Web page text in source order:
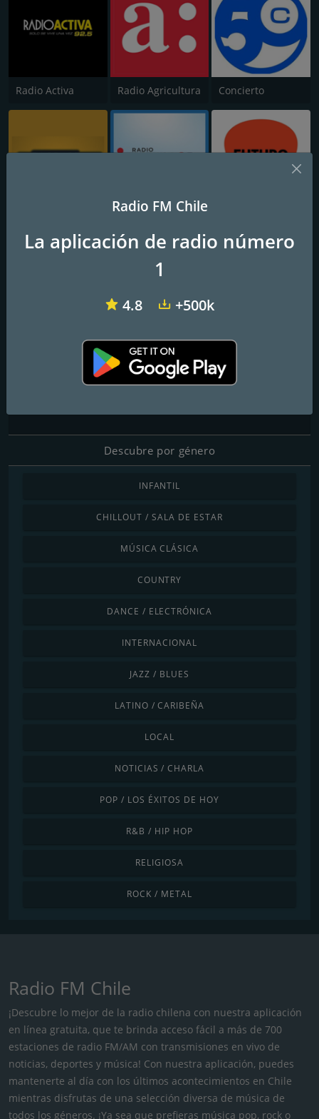
Radio Activa Radio Agricultura Concierto
Favorita Quilpue
géneros y gustos de la música urbana y cumbia
Contactos
Descubre por género
INFANTIL
CHILLOUT / SALA DE ESTAR
MÚSICA CLÁSICA
COUNTRY
DANCE / ELECTRÓNICA
INTERNACIONAL
JAZZ / BLUES
LATINO / CARIBEÑA
LOCAL
NOTICIAS / CHARLA
POP / LOS ÉXITOS DE HOY
R&B / HIP HOP
RELIGIOSA
ROCK / METAL
Radio FM Chile
¡Descubre lo mejor de la radio chilena con nuestra aplicación
en línea gratuita, que te brinda acceso fácil a más de 700
estaciones de radio FM/AM con transmisiones en vivo de
noticias, deportes y música! Con nuestra aplicación, puedes
mantenerte al día con los últimos acontecimientos en Chile
mientras disfrutas de una selección diversa de música de
todos los géneros. ¡Ya sea que prefieras música pop, rock o
Radio FM Chile
La aplicación de radio número
1
4.8 +500k